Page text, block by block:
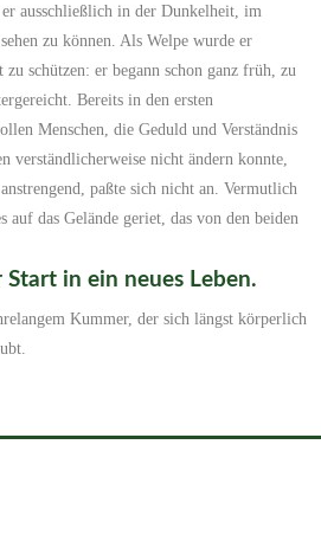
ausschließlich in der Dunkelheit, im
zu können. Als Welpe wurde er
schützen: er begann schon ganz früh, zu
Bereits in den ersten
Menschen, die Geduld und Verständnis
verständlicherweise nicht ändern konnte,
paßte sich nicht an. Vermutlich
auf das Gelände geriet, das von den beiden
in ein neues Leben.
Kummer, der sich längst körperlich